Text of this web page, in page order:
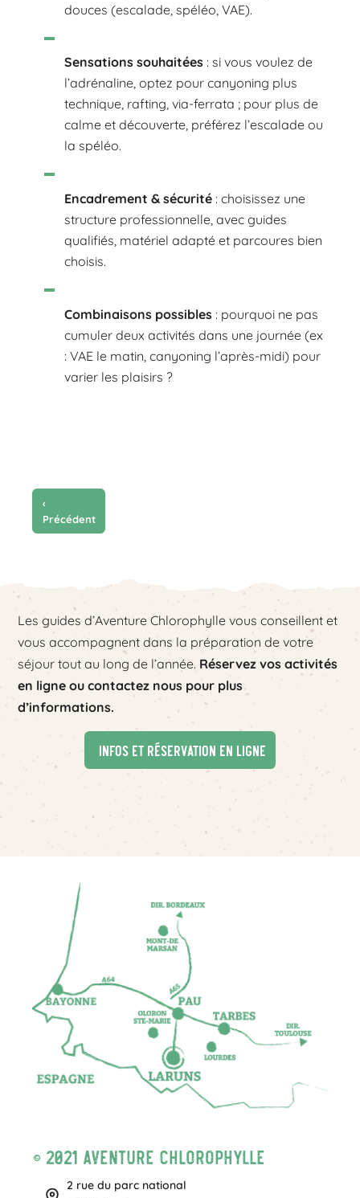
douces (escalade, spéléo, VAE).
Sensations souhaitées : si vous voulez de
l’adrénaline, optez pour canyoning plus
technique, rafting, via-ferrata ; pour plus de
calme et découverte, préférez l’escalade ou
la spéléo.
Encadrement & sécurité : choisissez une
structure professionnelle, avec guides
qualifiés, matériel adapté et parcoures bien
choisis.
Combinaisons possibles : pourquoi ne pas
cumuler deux activités dans une journée (ex
: VAE le matin, canyoning l’après-midi) pour
varier les plaisirs ?
‹
Précédent
Les guides d’Aventure Chlorophylle vous conseillent et
vous accompagnent dans la préparation de votre
séjour tout au long de l’année. Réservez vos activités
en ligne ou contactez nous pour plus
d’informations.
Infos et réservation en ligne
© 2021 Aventure Chlorophylle
2 rue du parc national